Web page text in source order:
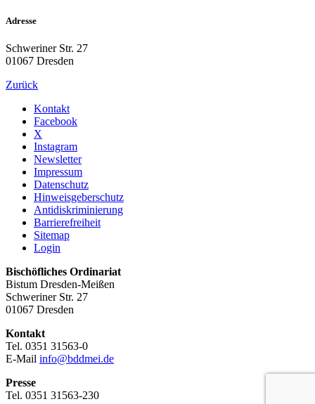
Adresse
Schweriner Str. 27
01067 Dresden
Zurück
Kontakt
Facebook
X
Instagram
Newsletter
Impressum
Datenschutz
Hinweisgeberschutz
Antidiskriminierung
Barrierefreiheit
Sitemap
Login
Bischöfliches Ordinariat
Bistum Dresden-Meißen
Schweriner Str. 27
01067 Dresden
Kontakt
Tel. 0351 31563-0
E-Mail info@bddmei.de
Presse
Tel. 0351 31563-230